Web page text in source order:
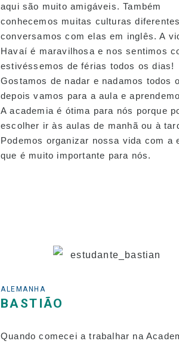
aqui são muito amigáveis. Também
conhecemos muitas culturas
conversamos com elas em inglês. A
Havaí é maravilhosa e nos sentimos
estivéssemos de férias todos os dias!
Gostamos de nadar e nadamos todos
depois vamos para a aula e
A academia é ótima para nós porque
escolher ir às aulas de manhã ou à
Podemos organizar nossa vida com a
que é muito importante para nós.
ALEMANHA
BASTIÃO
Quando comecei a trabalhar na